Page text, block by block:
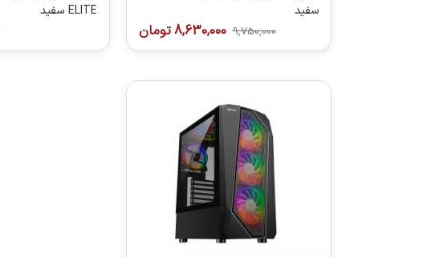
سفید
9,750,000
8,630,000تومان
ELITE سفید